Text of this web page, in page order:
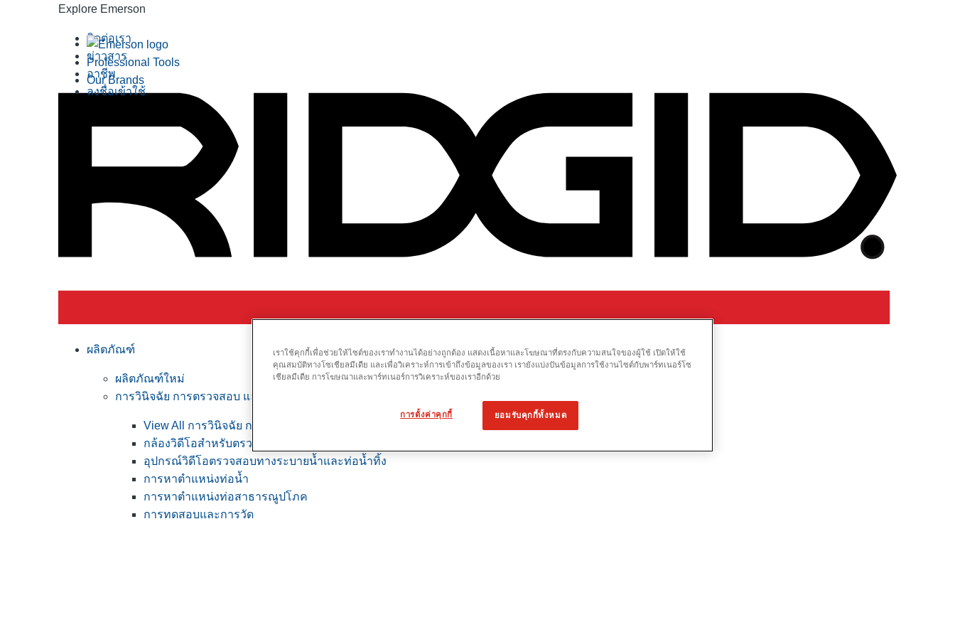
Explore Emerson
Professional Tools
Our Brands
ติดต่อเรา
ข่าวสาร
อาชีพ
ลงชื่อเข้าใช้
ผลิตภัณฑ์
ผลิตภัณฑ์ใหม่
การวินิจฉัย การตรวจสอบ และการหาตำแหน่ง
View All การวินิจฉัย การตรวจสอบ และการหาตำแหน่ง
กล้องวิดีโอสำหรับตรวจสอบแบบมือถือ
อุปกรณ์วิดีโอตรวจสอบทางระบายน้ำและท่อน้ำทิ้ง
การหาตำแหน่งท่อน้ำ
การหาตำแหน่งท่อสาธารณูปโภค
การทดสอบและการวัด
เราใช้คุกกี้เพื่อช่วยให้ไซต์ของเราทำงานได้อย่างถูกต้อง แสดงเนื้อหาและโฆษณาที่ตรงกับความสนใจของผู้ใช้ เปิดให้ใช้
คุณสมบัติทางโซเชียลมีเดีย และเพื่อวิเคราะห์การเข้าถึงข้อมูลของเรา เรายังแบ่งปันข้อมูลการใช้งานไซต์กับพาร์ทเนอร์โซ
เชียลมีเดีย การโฆษณาและพาร์ทเนอร์การวิเคราะห์ของเราอีกด้วย
การตั้งค่าคุกกี้ ยอมรับคุกกี้ทั้งหมด